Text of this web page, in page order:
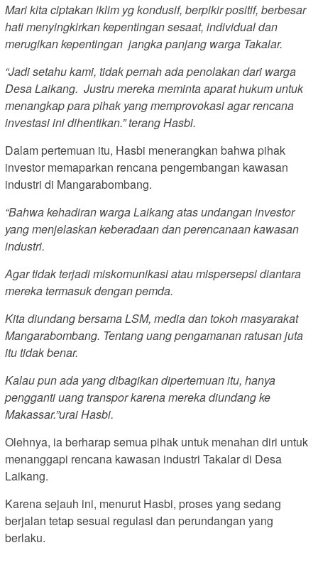
Mari kita ciptakan iklim yg kondusif, berpikir positif, berbesar
hati menyingkirkan kepentingan sesaat, individual dan
merugikan kepentingan jangka panjang warga Takalar.
“Jadi setahu kami, tidak pernah ada penolakan dari warga
Desa Laikang. Justru mereka meminta aparat hukum untuk
menangkap para pihak yang memprovokasi agar rencana
investasi ini dihentikan.” terang Hasbi.
Dalam pertemuan itu, Hasbi menerangkan bahwa pihak
investor memaparkan rencana pengembangan kawasan
industri di Mangarabombang.
“Bahwa kehadiran warga Laikang atas undangan investor
yang menjelaskan keberadaan dan perencanaan kawasan
industri.
Agar tidak terjadi miskomunikasi atau mispersepsi diantara
mereka termasuk dengan pemda.
Kita diundang bersama LSM, media dan tokoh masyarakat
Mangarabombang. Tentang uang pengamanan ratusan juta
itu tidak benar.
Kalau pun ada yang dibagikan dipertemuan itu, hanya
pengganti uang transpor karena mereka diundang ke
Makassar.”urai Hasbi.
Olehnya, ia berharap semua pihak untuk menahan diri untuk
menanggapi rencana kawasan industri Takalar di Desa
Laikang.
Karena sejauh ini, menurut Hasbi, proses yang sedang
berjalan tetap sesuai regulasi dan perundangan yang
berlaku.